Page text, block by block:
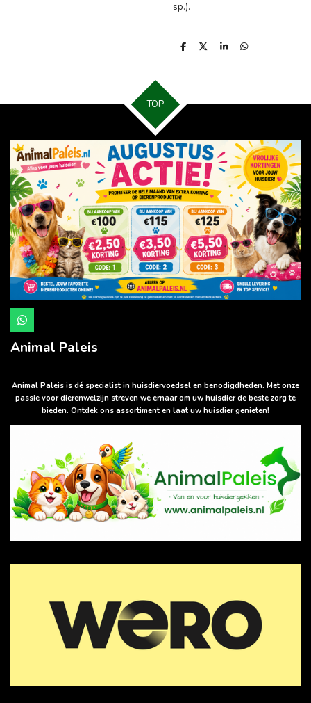
sp.).
D
D
S
D
TOP
W
h
a
t
p
p
Animal Paleis
Animal Paleis is dé specialist in huisdiervoedsel en benodigdheden. Met onze
passie voor dierenwelzijn streven we ernaar om uw huisdier de beste zorg te
bieden. Ontdek ons assortiment en laat uw huisdier genieten!